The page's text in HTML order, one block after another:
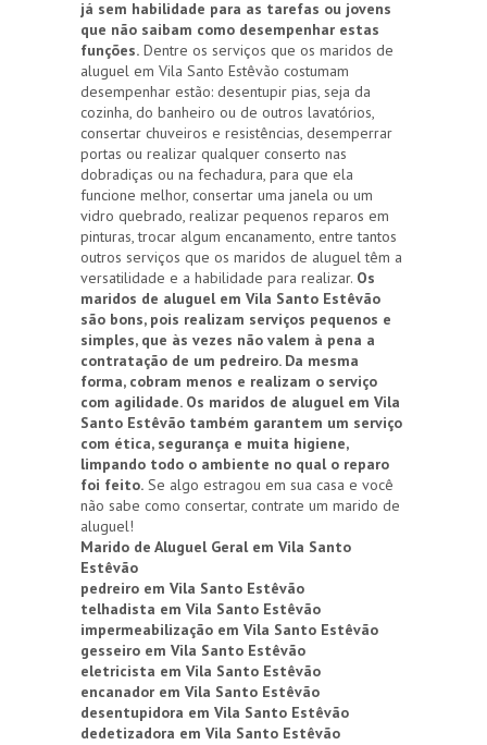
já sem habilidade para as tarefas ou jovens
que não saibam como desempenhar estas
funções. Dentre os serviços que os maridos de
aluguel em Vila Santo Estêvão costumam
desempenhar estão: desentupir pias, seja da
cozinha, do banheiro ou de outros lavatórios,
consertar chuveiros e resistências, desemperrar
portas ou realizar qualquer conserto nas
dobradiças ou na fechadura, para que ela
funcione melhor, consertar uma janela ou um
vidro quebrado, realizar pequenos reparos em
pinturas, trocar algum encanamento, entre tantos
outros serviços que os maridos de aluguel têm a
versatilidade e a habilidade para realizar. Os
maridos de aluguel em Vila Santo Estêvão
são bons, pois realizam serviços pequenos e
simples, que às vezes não valem à pena a
contratação de um pedreiro. Da mesma
forma, cobram menos e realizam o serviço
com agilidade. Os maridos de aluguel em Vila
Santo Estêvão também garantem um serviço
com ética, segurança e muita higiene,
limpando todo o ambiente no qual o reparo
foi feito. Se algo estragou em sua casa e você
não sabe como consertar, contrate um marido de
aluguel!
Marido de Aluguel Geral em Vila Santo
Estêvão
pedreiro em Vila Santo Estêvão
telhadista em Vila Santo Estêvão
impermeabilização em Vila Santo Estêvão
gesseiro em Vila Santo Estêvão
eletricista em Vila Santo Estêvão
encanador em Vila Santo Estêvão
desentupidora em Vila Santo Estêvão
dedetizadora em Vila Santo Estêvão